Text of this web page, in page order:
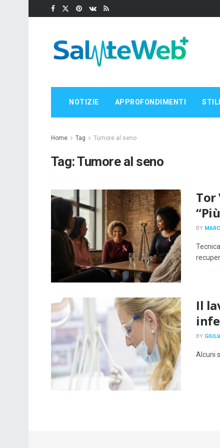
NOTIZIE APPROFONDIMENTI
Home Tag Tumore al seno
Tag:Tumore al seno
Tor
BY
Il
BY
Alcuni